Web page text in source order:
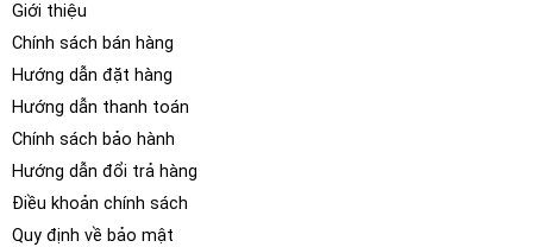
Giới thiệu
Chính sách bán hàng
Hướng dẫn đặt hàng
Hướng dẫn thanh toán
Chính sách bảo hành
Hướng dẫn đổi trả hàng
Điều khoản chính sách
Quy định về bảo mật